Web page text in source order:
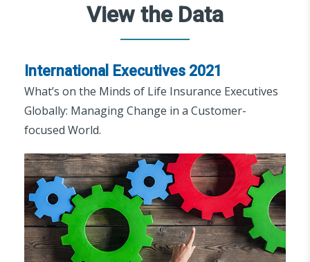
View the Data
International Executives 2021
What’s on the Minds of Life Insurance Executives
Globally: Managing Change in a Customer-
focused World.